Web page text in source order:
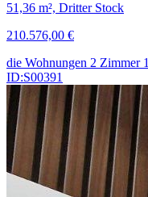
51,36 m², Dritter Stock
210.576,00 €
die Wohnungen 2 Zimmer
ID:S00391